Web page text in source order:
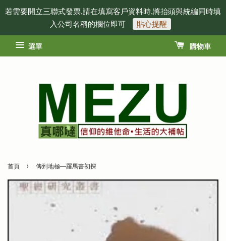
若需要開立三聯式發票,請在填寫客戶資料時,將抬頭與統編同時填
入公司名稱的欄位即可
貼心提醒
選單 購物車
首頁 › 傳到地極──羅馬書初探